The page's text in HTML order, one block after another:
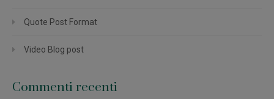
Quote Post Format
Video Blog post
Commenti recenti